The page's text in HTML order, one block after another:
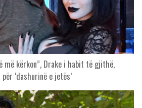
më kërkon”, Drake i habit të gjithë,
‘dashurinë e jetës’